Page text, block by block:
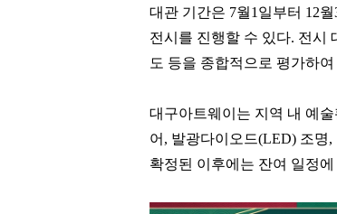
대관 기간은 7월1일부터 12
전시를 진행할 수 있다. 전시
도 등을 종합적으로 평가하
대구아트웨이는 지역 내 예
어, 발광다이오드(LED) 조명
확정된 이후에는 잔여 일정